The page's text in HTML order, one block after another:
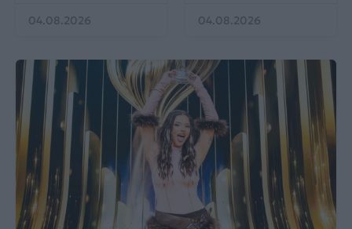
04.08.2026 04.08.2026